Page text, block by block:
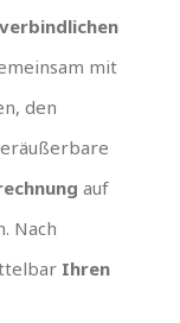
mit
den
auf
Nach
Ihren